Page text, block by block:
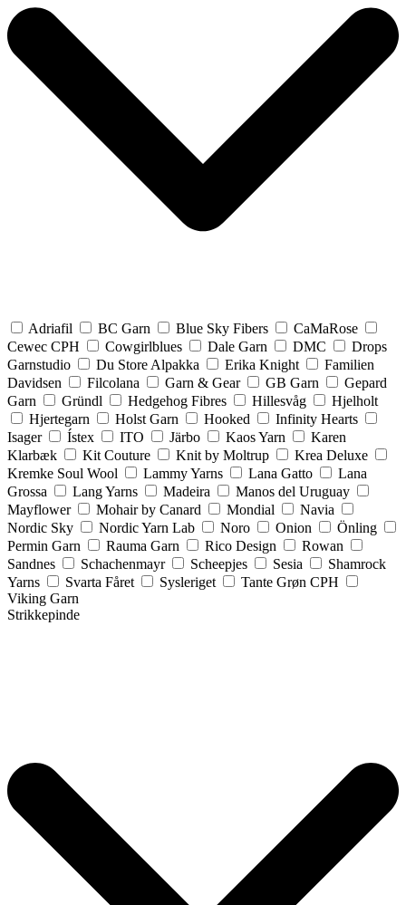
Adriafil BC Garn Blue Sky Fibers
CaMaRose
Cewec CPH
Cowgirlblues Dale Garn DMC
Drops
Garnstudio
Du Store Alpakka Erika Knight
Familien
Davidsen
Filcolana Garn & Gear GB Garn
Gepard
Garn
Gründl Hedgehog Fibres Hillesvåg
Hjelholt
Hjertegarn
Holst Garn Hooked
Infinity Hearts
Isager
Ístex ITO Järbo Kaos Yarn
Karen
Klarbæk
Kit Couture Knit by Moltrup
Krea Deluxe
Kremke Soul Wool
Lammy Yarns Lana Gatto
Lana
Grossa
Lang Yarns Madeira
Manos del Uruguay
Mayflower
Mohair by Canard Mondial
Navia
Nordic Sky
Nordic Yarn Lab Noro Onion
Önling
Permin Garn
Rauma Garn Rico Design
Rowan
Sandnes
Schachenmayr Scheepjes Sesia
Shamrock
Yarns
Svarta Fåret Sysleriget
Tante Grøn CPH
Viking Garn
Strikkepinde